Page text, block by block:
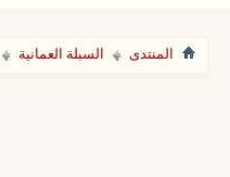
المنتدى السبلة العمانية